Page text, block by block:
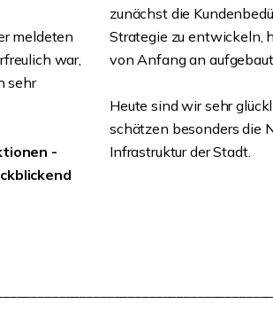
meldeten
war,
sehr
-
zunächst die
Strategie zu entwickeln,
von Anfang an
Heute sind wir sehr
schätzen besonders die
Infrastruktur der Stadt.